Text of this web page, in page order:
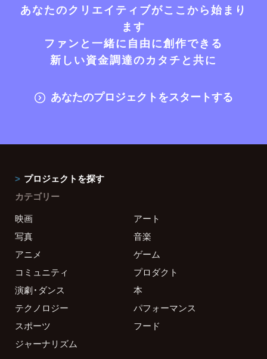
あなたのクリエイティブがここから始まり
ます
ファンと一緒に自由に創作できる
新しい資金調達のカタチと共に
あなたのプロジェクトをスタートする
プロジェクトを探す
カテゴリー
映画
アート
写真
音楽
アニメ
ゲーム
コミュニティ
プロダクト
演劇・ダンス
本
テクノロジー
パフォーマンス
スポーツ
フード
ジャーナリズム